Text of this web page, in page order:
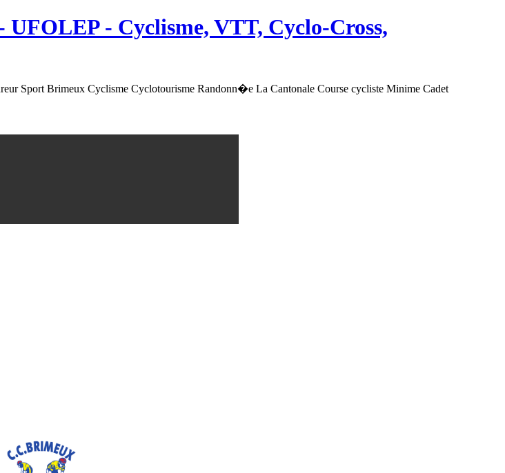
UFOLEP - Cyclisme, VTT, Cyclo-Cross,
Sport Brimeux Cyclisme Cyclotourisme Randonn�e La Cantonale Course cycliste Minime Cadet